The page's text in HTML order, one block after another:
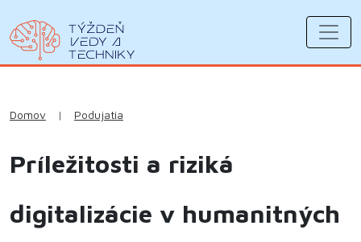
Domov | Podujatia
Príležitosti a riziká
digitalizácie v humanitných